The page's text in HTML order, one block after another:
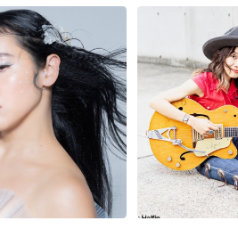
#女性シンガー #ヒップホップ #